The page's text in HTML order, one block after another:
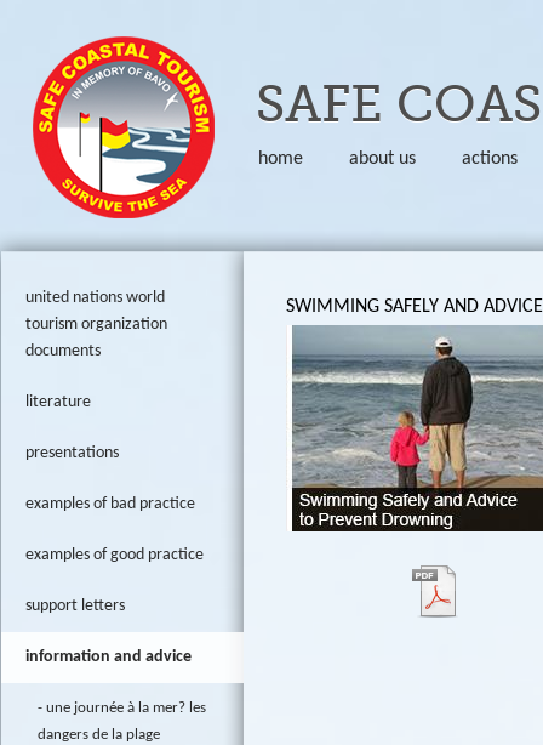
SAFE
home about us actions
united nations world
tourism organization
documents
literature
presentations
examples of bad practice
examples of good practice
support letters
information and advice
une journée à la mer? les
dangers de la plage
SWIMMING SAFELY AND